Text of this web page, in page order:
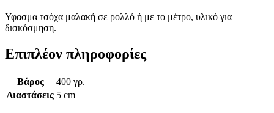
Υφασμα τσόχα μαλακή σε ρολλό ή με το μέτρο, υλικό για
δισκόσμηση.
Επιπλέον πληροφορίες
Βάρος
400 γρ.
Διαστάσεις 5 cm